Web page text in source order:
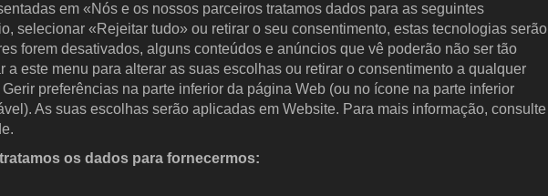
em «Nós e os nossos parceiros tratamos dados para as seguintes
selecionar «Rejeitar tudo» ou retirar o seu consentimento, estas tecnologias serão
forem desativados, alguns conteúdos e anúncios que vê poderão não ser tão
a este menu para alterar as suas escolhas ou retirar o consentimento a qualquer
preferências na parte inferior da página Web (ou no ícone na parte inferior
As suas escolhas serão aplicadas em Website. Para mais informação, consulte
os dados para fornecermos: